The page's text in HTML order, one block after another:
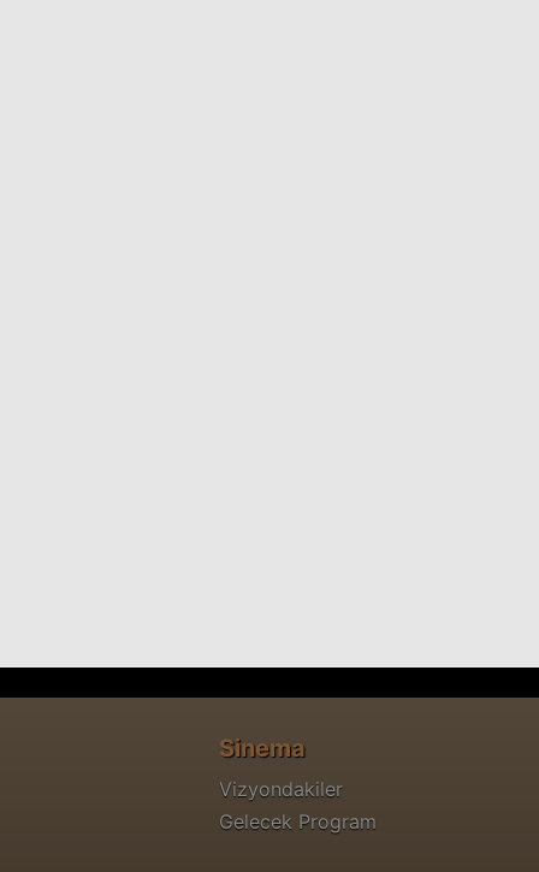
Sinema
Vizyondakiler
Gelecek Program